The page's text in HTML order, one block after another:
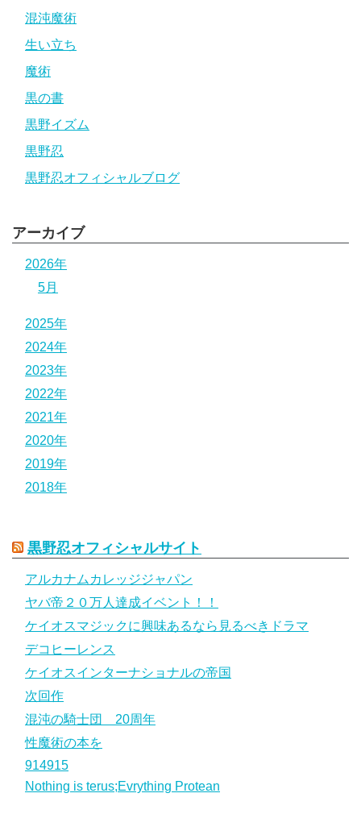
混沌魔術
生い立ち
魔術
黒の書
黒野イズム
黒野忍
黒野忍オフィシャルブログ
アーカイブ
2026年
5月
2025年
2024年
2023年
2022年
2021年
2020年
2019年
2018年
黒野忍オフィシャルサイト
アルカナムカレッジジャパン
ヤバ帝２０万人達成イベント！！
ケイオスマジックに興味あるなら見るべきドラマ
デコヒーレンス
ケイオスインターナショナルの帝国
次回作
混沌の騎士団 20周年
性魔術の本を
914915
Nothing is terus;Evrything Protean